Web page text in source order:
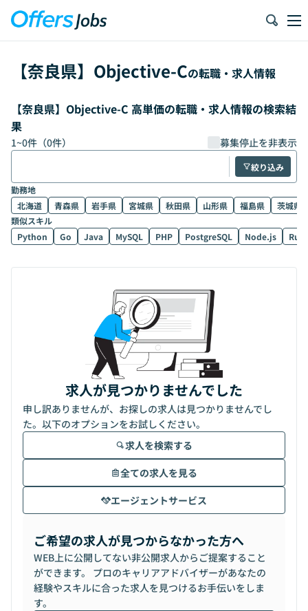
【奈良県】 Objective-Cの転職・求人情報
【奈良県】Objective-C 高単価の転職・求人情報の検索結
果
1~0件（0件） 募集停止を非表示
絞り込み
勤務地
北海道
青森県 岩手県 宮城県 秋田県 山形県 福島県
茨城県
類似スキル
Python
Go Java MySQL PHP PostgreSQL Node.js
求人が見つかりませんでした
申し訳ありませんが、お探しの求人は見つかりませんでし
た。以下のオプションをお試しください。
求人を検索する
全ての求人を見る
エージェントサービス
ご希望の求人が見つからなかった方へ
WEB上に公開してない非公開求人からご提案すること
ができます。 プロのキャリアアドバイザーがあなたの
経験やスキルに合った求人を見つけるお手伝いをしま
す。